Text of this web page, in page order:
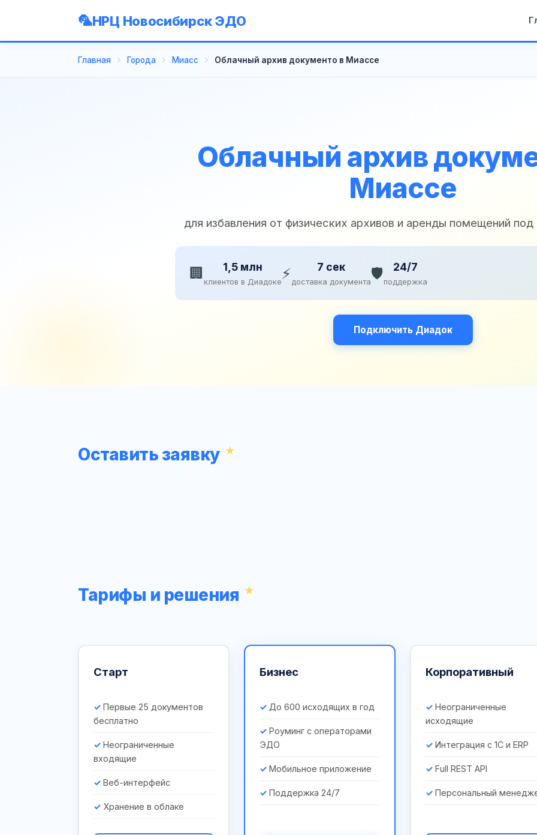
НРЦ Новосибирск ЭДО
Главная Города Миасс Облачный архив документо в Миассе
Облачный архив
Миассе
для избавления от физических архивов и аренды помещений
🏢 1,5 млн
клиентов в Диадоке ⚡ 7 сек
доставка документа🛡️ 24/7
поддержка
Подключить Диадок
Оставить заявку
Тарифы и решения
Старт
Первые 25 документов
бесплатно
Неограниченные
входящие
Веб-интерфейс
Хранение в облаке
Бизнес
До 600 исходящих в год
Роуминг с операторами
ЭДО
Мобильное приложение
Поддержка 24/7
Корпоративный
Неограниченные
исходящие
Интеграция с 1С и ERP
Full REST API
Персональный